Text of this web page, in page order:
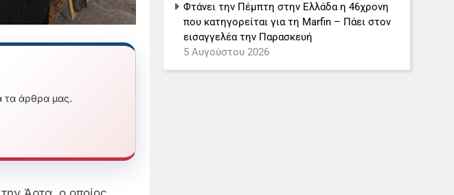
τα άρθρα μας.
Φτάνει την Πέμπτη στην Ελλάδα η 46χρονη
που κατηγορείται για τη Marfin – Πάει στον
εισαγγελέα την Παρασκευή
5 Αυγούστου 2026